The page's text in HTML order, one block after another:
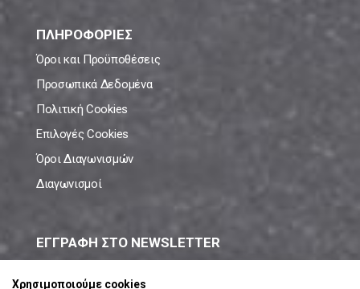
ΠΛΗΡΟΦΟΡΙΕΣ
Όροι και Προϋποθέσεις
Προσωπικά Δεδομένα
Πολιτική Cookies
Επιλογές Cookies
Όροι Διαγωνισμών
Διαγωνισμοί
ΕΓΓΡΑΦΗ ΣΤΟ NEWSLETTER
Χρησιμοποιούμε cookies